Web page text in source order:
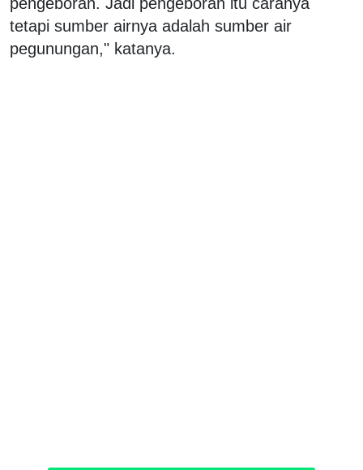
tetapi sumber airnya adalah sumber air
pegunungan," katanya.